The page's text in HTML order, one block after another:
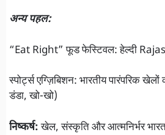
अन्य पहल:
“Eat Right” फूड फेस्टिवल: हेल्दी
स्पोर्ट्स एग्ज़िबिशन: भारतीय पारंपरिक
डंडा, खो-खो)
निष्कर्ष:खेल, संस्कृति और आत्मनिर्भर